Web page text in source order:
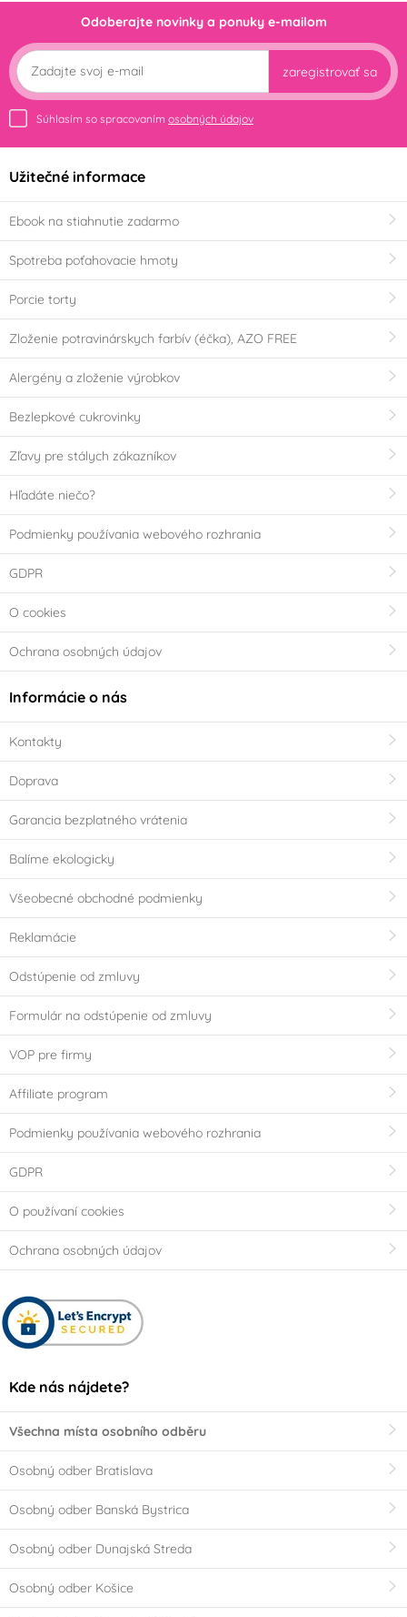
Bezlepkový výrobek -
neobsahuje lepek
(Gluten free)
Tvar ošatek
Party téma
Svatba
Tlapková patrola -
Jednorožec - Unicorn
Pohádkové princezny
Halloween
Použití
na gril
vhodné do myčky
nádobí
mikrovlnnné trouby
v plynové troubě
v ledničce
Krajina pôvodu
CN
500 ml 9 000 ml
Vážicí krok
od
do
Rozsah (váživost)
od
do
VÝPRODEJ - Poslední šance ke koupi
Odoberajte novinky a ponuky e-mailom
zaregistrovať sa
Súhlasím so spracovaním osobných údajov
Užitečné informace
Ebook na stiahnutie zadarmo
Spotreba poťahovacie hmoty
Porcie torty
Zloženie potravinárskych farbív (éčka), AZO FREE
Alergény a zloženie výrobkov
Bezlepkové cukrovinky
Zľavy pre stálych zákazníkov
Hľadáte niečo?
Podmienky používania webového rozhrania
GDPR
O cookies
Ochrana osobných údajov
Informácie o nás
Kontakty
Doprava
Garancia bezplatného vrátenia
Balíme ekologicky
Všeobecné obchodné podmienky
Reklamácie
Odstúpenie od zmluvy
Formulár na odstúpenie od zmluvy
VOP pre firmy
Affiliate program
Podmienky používania webového rozhrania
GDPR
O používaní cookies
Ochrana osobných údajov
Kde nás nájdete?
Všechna místa osobního odběru
Osobný odber Bratislava
Osobný odber Banská Bystrica
Osobný odber Dunajská Streda
Osobný odber Košice